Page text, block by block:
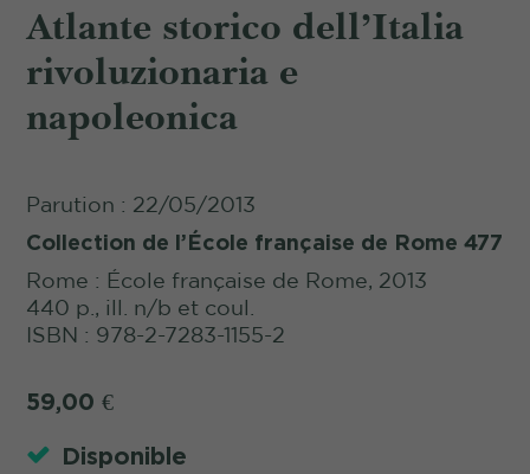
Atlante storico dell’Italia
rivoluzionaria e
napoleonica
Parution : 22/05/2013
Collection de l’École française de Rome 477
Rome : École française de Rome, 2013
440 p., ill. n/b et coul.
ISBN : 978-2-7283-1155-2
59,00 €
Disponible